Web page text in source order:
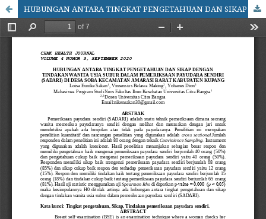
HUBUNGAN ANTARA TINGKAT PENGETAHUAN DAN SIKAP DENGAN TINDAKAN WANITA USIA SUBUR DALAM PEMERIKSAAN PAYUDARA SENDIRI (SADARI) (DI DESA SOBA KECAMATAN AMARASI BARAT KABUPATEN KUPANG)